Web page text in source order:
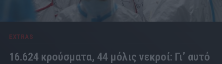
EXTRAS
16.624 κρούσματα, 44 μόλις νεκροί: Γι’ αυτό